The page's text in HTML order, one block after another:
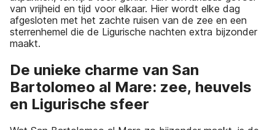
van vrijheid en tijd voor elkaar. Hier wordt elke dag
afgesloten met het zachte ruisen van de zee en een
sterrenhemel die de Ligurische nachten extra bijzonder
maakt.
De unieke charme van San
Bartolomeo al Mare: zee, heuvels
en Ligurische sfeer